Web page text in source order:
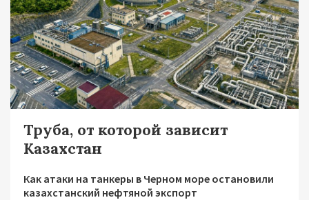
Труба, от которой зависит
Казахстан
Как атаки на танкеры в Черном море остановили
казахстанский нефтяной экспорт